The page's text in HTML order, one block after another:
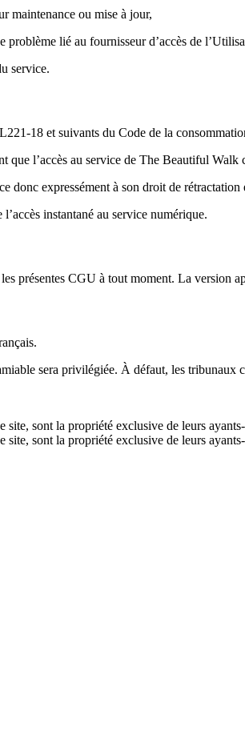
maintenance ou mise à jour,
problème lié au fournisseur d’accès de
service.
18 et suivants du Code de la
que l’accès au service de The Beautiful
donc expressément à son droit de
instantané au service numérique.
présentes CGU à tout moment. La version
sera privilégiée. À défaut, les tribunaux
site, sont la propriété exclusive de leurs
site, sont la propriété exclusive de leurs